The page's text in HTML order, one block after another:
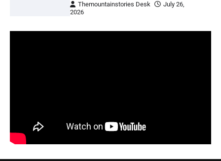
Themountainstories Desk
July 26,
2026